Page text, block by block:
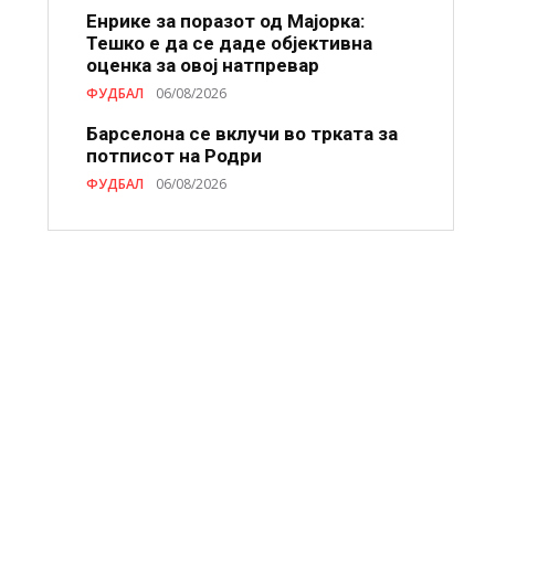
Енрике за поразот од Мајорка:
Тешко е да се даде објективна
оценка за овој натпревар
ФУДБАЛ 06/08/2026
Барселона се вклучи во трката за
потписот на Родри
ФУДБАЛ 06/08/2026